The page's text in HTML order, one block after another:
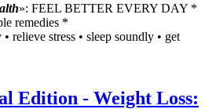
»: FEEL BETTER EVERY DAY *
remedies *
relieve stress • sleep soundly • get
Edition - Weight Loss: